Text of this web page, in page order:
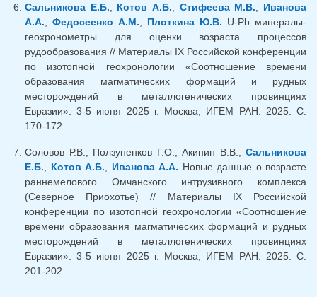
Сальникова Е.Б. Котов А.Б. Стифеева М.В.
Иванова
А.А.
Федосеенко А.М. Плоткина Ю.В. U-Pb минералы-
геохронометры для оценки возраста процессов
рудообразования // Материалы IX Российской конференции
по изотопной геохронологии «Соотношение времени
образования магматических формаций и рудных
месторождений в металлогенических провинциях
Евразии». 3-5 июня 2025 г. Москва, ИГЕМ РАН. 2025. С.
170-172.
Соловов Р.В., Ползуненков Г.О., Акинин В.В., Сальникова
Е.Б.
Котов А.Б. Иванова А.А. Новые данные о возрасте
раннемелового Омчанского интрузивного комплекса
(Северное Приохотье) // Материалы IX Российской
конференции по изотопной геохронологии «Соотношение
времени образования магматических формаций и рудных
месторождений в металлогенических провинциях
Евразии». 3-5 июня 2025 г. Москва, ИГЕМ РАН. 2025. С.
201-202.